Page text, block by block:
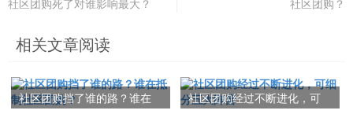
社区团购死了对谁影响最大？
社区团购？
相关文章阅读
社区团购挡了谁的路？谁在
社区团购经过不断进化，可